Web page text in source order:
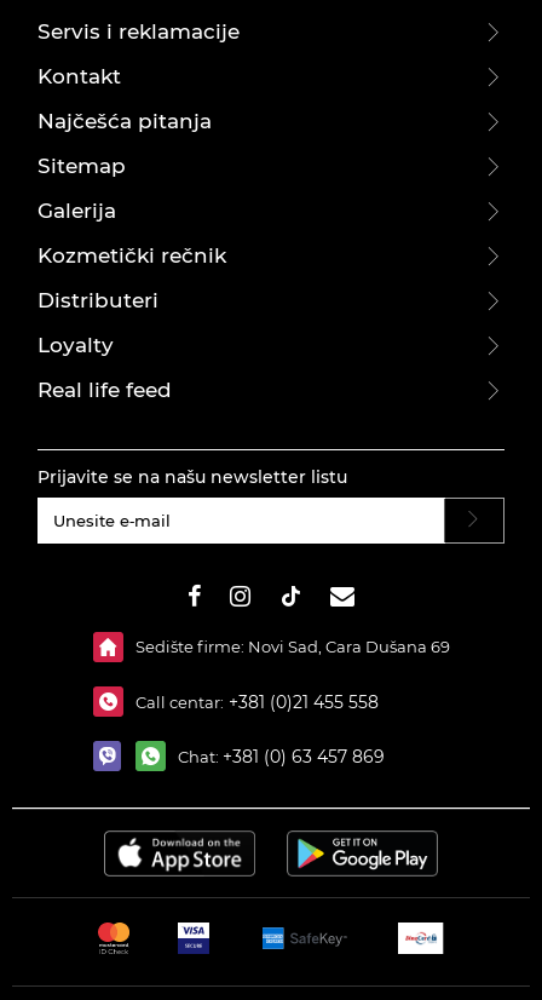
Servis i reklamacije
Kontakt
Najčešća pitanja
Sitemap
Galerija
Kozmetički rečnik
Distributeri
Loyalty
Real life feed
Prijavite se na našu newsletter listu
Sedište firme: Novi Sad, Cara Dušana 69
Call centar: +381 (0)21 455 558
Chat: +381 (0) 63 457 869